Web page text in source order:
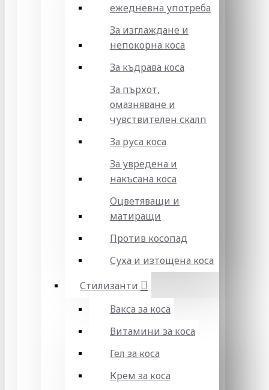
ежедневна употреба
За изглаждане и
непокорна коса
За къдрава коса
За пърхот,
омазняване и
чувствителен скалп
За руса коса
За увредена и
накъсана коса
Оцветяващи и
матиращи
Против косопад
Суха и изтощена коса
Стилизанти
Вакса за коса
Витамини за коса
Гел за коса
Крем за коса